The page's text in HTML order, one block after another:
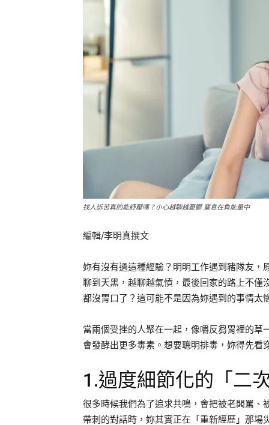
找人訴苦真的能紓壓嗎？小心越聊越憂鬱 窒息在負能量中
編輯/李明真撰文
妳有沒有過這種經驗？明明工作遇到豬隊友
聊到天黑，越聊越氣憤，最後回家的路上不
都沒胃口了？這可能不是因為妳遇到的事情太
當兩個受挫的人聚在一起，像嚼反芻胃裡的
會發酵出更多毒素。想要聰明排毒，妳得先看
1.過度細節化的「二
很多時候我們為了追求共鳴，會把被老闆罵
帶刺的對話時，妳其實正在「重新經歷」那